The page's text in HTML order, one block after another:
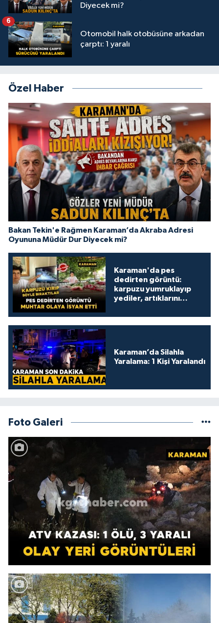
Diyecek mi?
Otomobil halk otobüsüne arkadan
çarptı: 1 yaralı
6
Özel Haber
Bakan Tekin'e Rağmen Karaman’da Akraba Adresi
Oyununa Müdür Dur Diyecek mi?
Karaman'da pes
dedirten görüntü:
karpuzu yumruklayıp
yediler, artıklarını
Karaman’da Silahla
Yaralama: 1 Kişi Yaralandı
Foto Galeri